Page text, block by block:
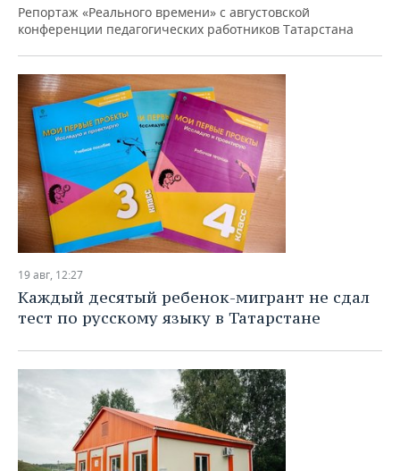
Репортаж «Реального времени» с августовской
конференции педагогических работников Татарстана
19 авг, 12:27
Каждый десятый ребенок-мигрант не сдал
тест по русскому языку в Татарстане